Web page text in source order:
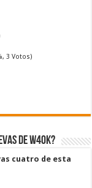
3 Votos)
de W40k?
cuatro de esta